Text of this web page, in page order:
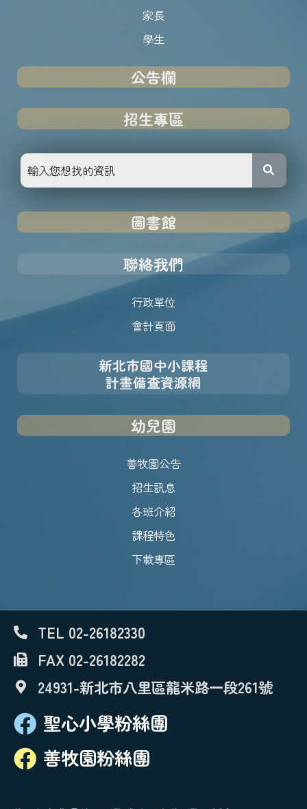
家長
學生
公告欄
招生專區
圖書館
聯絡我們
行政單位
會計頁面
新北市國中小課程
計畫備查資源網
幼兒園
善牧園公告
招生訊息
各班介紹
課程特色
下載專區
TEL 02-26182330
FAX 02-26182282
24931-新北市八里區龍米路一段261號
聖心小學粉絲團
善牧園粉絲團